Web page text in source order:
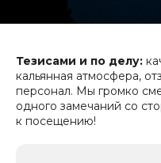
Тезисами и по делу:
кальянная атмосфера,
персонал. Мы громко
одного замечаний со
к посещению!